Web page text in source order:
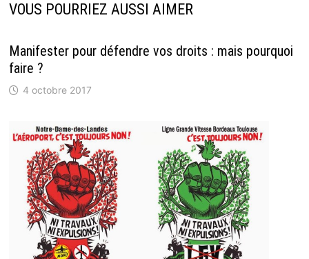
VOUS POURRIEZ AUSSI AIMER
Manifester pour défendre vos droits : mais pourquoi
faire ?
4 octobre 2017